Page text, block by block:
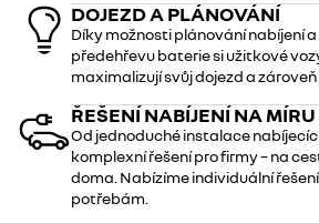
DOJEZD A PLÁNOVÁNÍ
Díky možnosti plánování nabíjení
předehřevu baterie si užitkové
maximalizují svůj dojezd a
ŘEŠENÍ NABÍJENÍ NA MÍRU
Od jednoduché instalace
komplexní řešení pro firmy – na
doma. Nabízíme individuální
potřebám.